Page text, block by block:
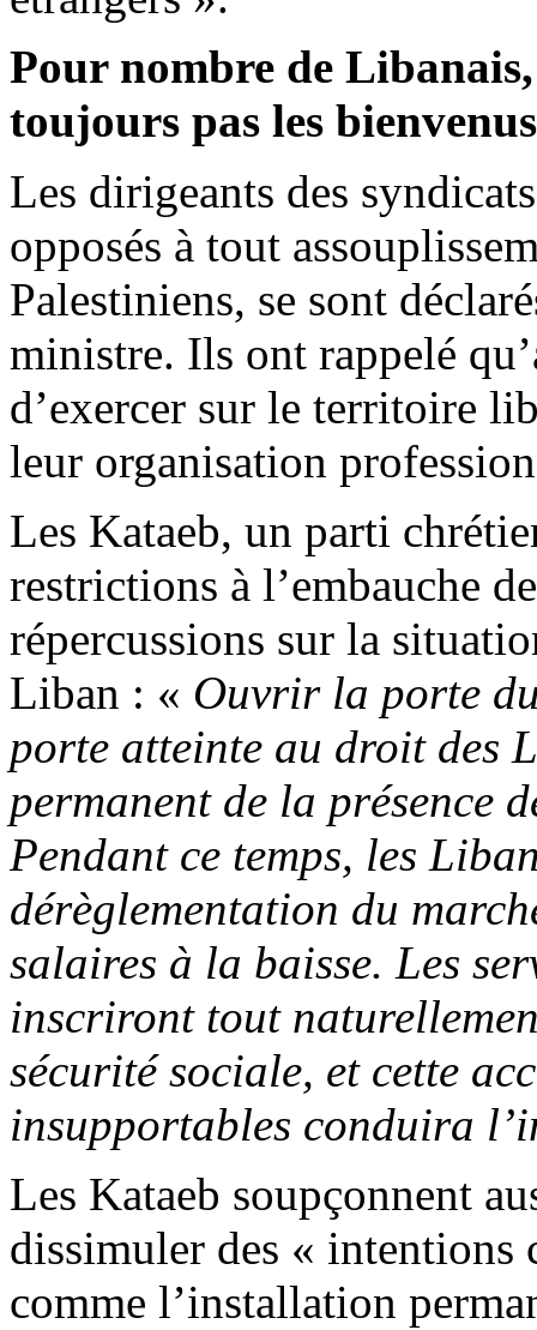
Pour nombre de
toujours pas les
Les dirigeants des
opposés à tout
Palestiniens, se sont
ministre. Ils ont rappelé
d’exercer sur le territoire
leur organisation
Les Kataeb, un parti
restrictions à l’embauche
répercussions sur la
Liban : « Ouvrir la porte
porte atteinte au droit des
permanent de la présence
Pendant ce temps, les
dérèglementation du
salaires à la baisse. Les
inscriront tout
sécurité sociale, et cette
insupportables conduira
Les Kataeb soupçonnent
dissimuler des « intentions
comme l’installation